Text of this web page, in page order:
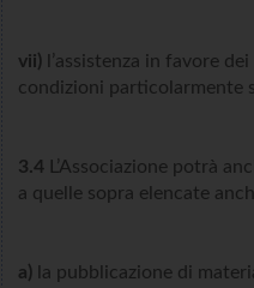
vii) l’assistenza in favore
condizioni particolarmente
3.4 L’Associazione potrà
a quelle sopra elencate
a) la pubblicazione di